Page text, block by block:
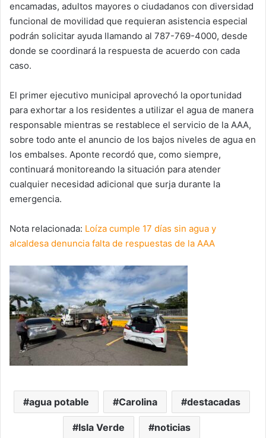
encamadas, adultos mayores o ciudadanos con diversidad
funcional de movilidad que requieran asistencia especial
podrán solicitar ayuda llamando al 787-769-4000, desde
donde se coordinará la respuesta de acuerdo con cada
caso.
El primer ejecutivo municipal aprovechó la oportunidad
para exhortar a los residentes a utilizar el agua de manera
responsable mientras se restablece el servicio de la AAA,
sobre todo ante el anuncio de los bajos niveles de agua en
los embalses. Aponte recordó que, como siempre,
continuará monitoreando la situación para atender
cualquier necesidad adicional que surja durante la
emergencia.
Nota relacionada: Loíza cumple 17 días sin agua y
alcaldesa denuncia falta de respuestas de la AAA
agua potable Carolina destacadas
Isla Verde noticias